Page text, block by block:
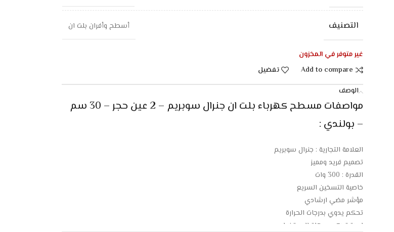
التصنيف أسطح وأفران بلت ان
غير متوفر في المخزون
Add to compare
تفضيل
الوصف
مواصفات مسطح كهرباء بلت ان جنرال سوبريم – 2 عين حجر – 30 سم
– بولندي :
العلامة التجارية : جنرال سوبريم
تصميم فريد ومميز
القدرة : 300 وات
خاصية التسخين السريع
مؤشر مضي ارشادي
تحكم يدوي بدرجات الحرارة
لوحة تحكم سهلة الاستخدام